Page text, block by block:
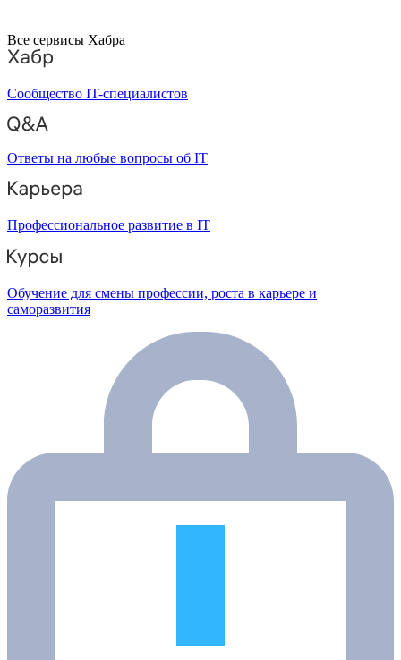
Все сервисы Хабра
Сообщество IT-специалистов
Ответы на любые вопросы об IT
Профессиональное развитие в IT
Обучение для смены профессии, роста в карьере и
саморазвития